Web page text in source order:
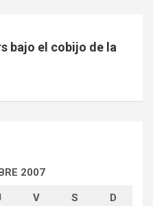
bajo el cobijo de la
2007
V S D